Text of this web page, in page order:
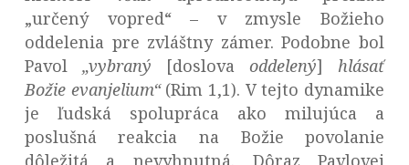
„určený vopred“ – v zmysle Božieho
oddelenia pre zvláštny zámer. Podobne bol
Pavol „vybraný [doslovaoddelený] hlásať
Božie evanjelium“(Rim 1,1). V tejto dynamike
je ľudská spolupráca ako milujúca a
poslušná reakcia na Božie povolanie